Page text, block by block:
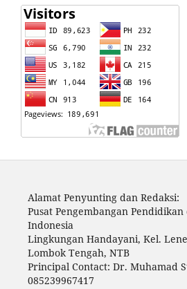
Alamat Penyunting dan Redaksi:
Pusat Pengembangan
Indonesia
Lingkungan Handayani, Kel.
Lombok Tengah, NTB
Principal Contact: Dr. Muhamad
085239967417